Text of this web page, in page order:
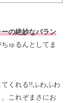
の絶妙なバラン
ゅるんとしてま
くれる!!ふわふわ
これぞまさにお